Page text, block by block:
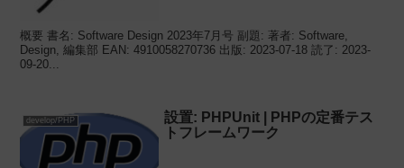
概要 書名: Software Design 2023年7月号 副題: 著者: Software,
Design, 編集部 EAN: 4910058270736 出版: 2023-07-18 読了: 2023-
09-20...
develop/PHP
設置: PHPUnit | PHPの定番テス
トフレームワーク